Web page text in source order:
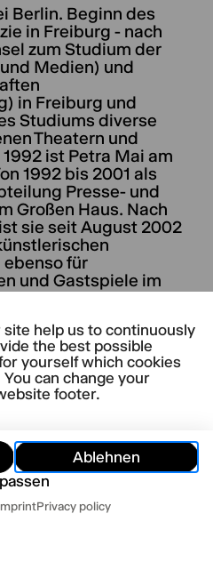
help us to continuously
the best possible
yourself which cookies
can change your
footer.
Ablehnen
Privacy policy
Berlin. Beginn des
in Freiburg - nach
zum Studium der
Medien) und
in Freiburg und
Studiums diverse
Theatern und
ist Petra Mai am
1992 bis 2001 als
Presse- und
Großen Haus. Nach
sie seit August 2002
für
und Gastspiele im
tätig.